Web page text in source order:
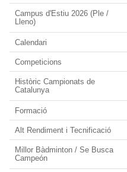
Campus d'Estiu 2026 (Ple /
Lleno)
Calendari
Competicions
Històric Campionats de
Catalunya
Formació
Alt Rendiment i Tecnificació
Millor Bàdminton / Se Busca
Campeón